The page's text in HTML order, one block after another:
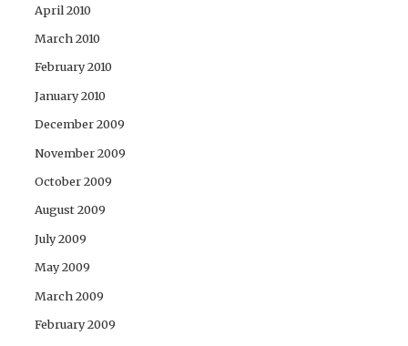
April 2010
March 2010
February 2010
January 2010
December 2009
November 2009
October 2009
August 2009
July 2009
May 2009
March 2009
February 2009